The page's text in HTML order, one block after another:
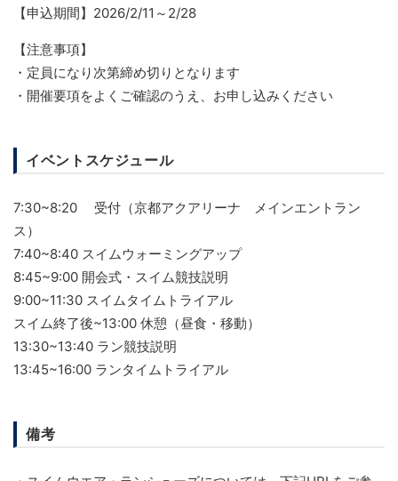
【申込期間】2026/2/11～2/28
【注意事項】
・定員になり次第締め切りとなります
・開催要項をよくご確認のうえ、お申し込みください
イベントスケジュール
7:30~8:20 受付（京都アクアリーナ メインエントラン
ス）
7:40~8:40 スイムウォーミングアップ
8:45~9:00 開会式・スイム競技説明
9:00~11:30 スイムタイムトライアル
スイム終了後~13:00 休憩（昼食・移動）
13:30~13:40 ラン競技説明
13:45~16:00 ランタイムトライアル
備考